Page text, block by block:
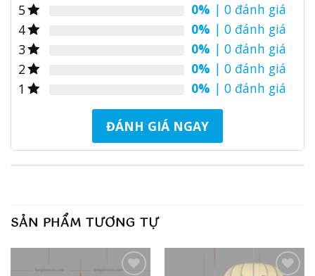
5 0% | 0 đánh giá
4
0% | 0 đánh giá
3
0% | 0 đánh giá
2
0% | 0 đánh giá
1
0% | 0 đánh giá
ĐÁNH GIÁ NGAY
SẢN PHẨM TƯƠNG TỰ